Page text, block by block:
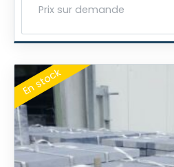
Prix sur demande